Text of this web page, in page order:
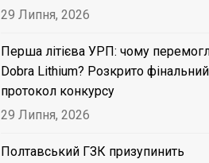
29 Липня, 2026
Перша літієва УРП: чому
Dobra Lithium? Розкрито фінальний
протокол конкурсу
29 Липня, 2026
Полтавський ГЗК призупинить